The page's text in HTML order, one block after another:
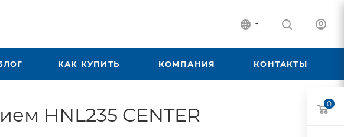
КАК КУПИТЬ КОМПАНИЯ КОНТАКТЫ
HNL235 CENTER 0